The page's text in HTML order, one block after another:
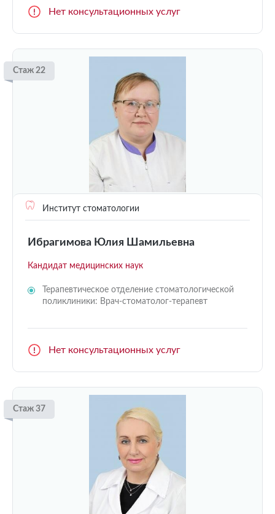
Нет консультационных услуг
Стаж 22
Институт стоматологии
Ибрагимова Юлия Шамильевна
Кандидат медицинских наук
Терапевтическое отделение стоматологической
поликлиники: Врач-стоматолог-терапевт
Нет консультационных услуг
Стаж 37